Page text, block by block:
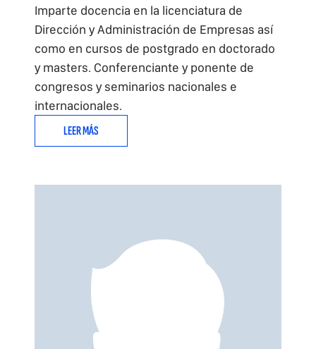
Imparte docencia en la licenciatura de
Dirección y Administración de Empresas así
como en cursos de postgrado en doctorado
y masters. Conferenciante y ponente de
congresos y seminarios nacionales e
internacionales.
LEER MÁS